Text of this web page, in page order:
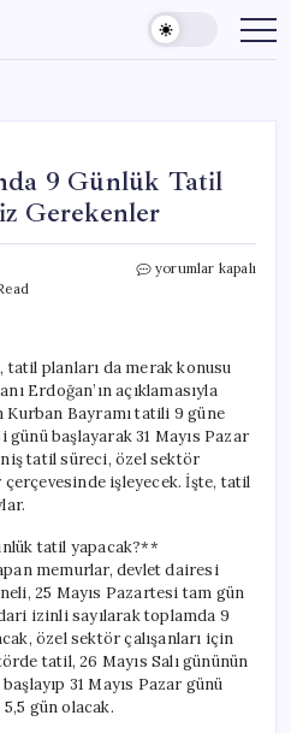
9 Günlük Tatil
Gerekenler
Kurban
Hakkında
Bilmeniz
Gerekenler
için
yorumlar kapalı
tatil planları da merak konusu
Erdoğan’ın açıklamasıyla
Kurban Bayramı tatili 9 güne
günü başlayarak 31 Mayıs Pazar
tatil süreci, özel sektör
çerçevesinde işleyecek. İşte, tatil
tatil yapacak?**
memurlar, devlet dairesi
25 Mayıs Pazartesi tam gün
izinli sayılarak toplamda 9
özel sektör çalışanları için
tatil, 26 Mayıs Salı gününün
31 Mayıs Pazar günü
gün olacak.